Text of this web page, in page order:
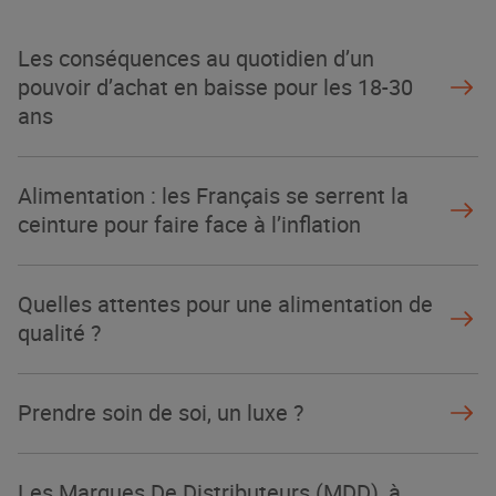
NOTRE MODÈLE
Les conséquences au quotidien d’un
pouvoir d’achat en baisse pour les 18-30
ans
Alimentation : les Français se serrent la
ceinture pour faire face à l’inflation
Quelles attentes pour une alimentation de
qualité ?
Prendre soin de soi, un luxe ?